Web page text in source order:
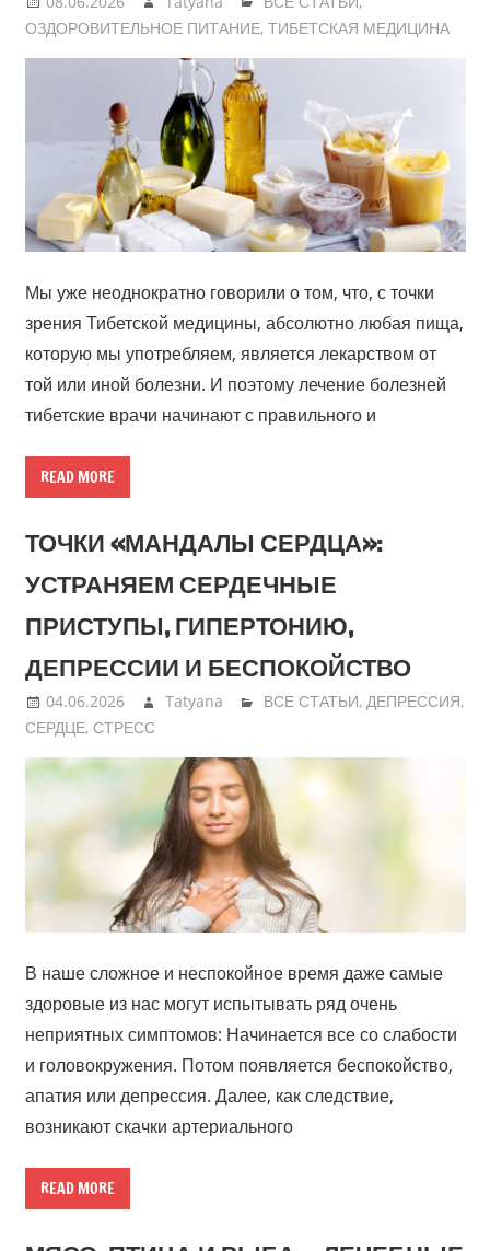
ОЗДОРОВИТЕЛЬНОЕ ПИТАНИЕ, ТИБЕТСКАЯ МЕДИЦИНА
Мы уже неоднократно говорили о том, что, с точки
зрения Тибетской медицины, абсолютно любая пища,
которую мы употребляем, является лекарством от
той или иной болезни. И поэтому лечение болезней
тибетские врачи начинают с правильного и
READ MORE
ТОЧКИ «МАНДАЛЫ СЕРДЦА»:
УСТРАНЯЕМ СЕРДЕЧНЫЕ
ПРИСТУПЫ, ГИПЕРТОНИЮ,
ДЕПРЕССИИ И БЕСПОКОЙСТВО
04.06.2026 Tatyana ВСЕ СТАТЬИ,ДЕПРЕССИЯ,
СЕРДЦЕ, СТРЕСС
В наше сложное и неспокойное время даже самые
здоровые из нас могут испытывать ряд очень
неприятных симптомов: Начинается все со слабости
и головокружения. Потом появляется беспокойство,
апатия или депрессия. Далее, как следствие,
возникают скачки артериального
READ MORE